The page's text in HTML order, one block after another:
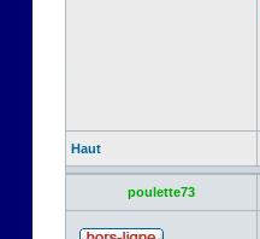
Haut
poulette73